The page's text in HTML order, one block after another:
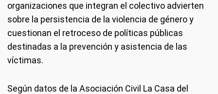
organizaciones que integran el colectivo advierten
sobre la persistencia de la violencia de género y
cuestionan el retroceso de políticas públicas
destinadas a la prevención y asistencia de las
víctimas.
Según datos de la Asociación Civil La Casa del